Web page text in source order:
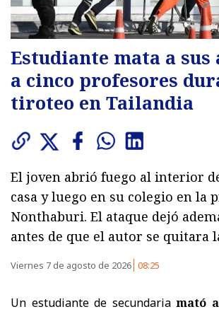
Estudiante mata a sus
a cinco profesores
tiroteo en Tailandia
El joven abrió fuego al interior
casa y luego en su colegio en la
Nonthaburi. El ataque dejó
antes de que el autor se quitara
Viernes 7 de agosto de 2026 08:25
Un estudiante de secundaria mató